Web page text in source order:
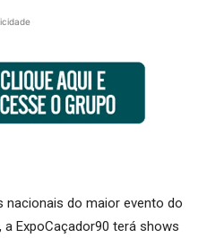
do maior evento do
a ExpoCaçador90 terá shows